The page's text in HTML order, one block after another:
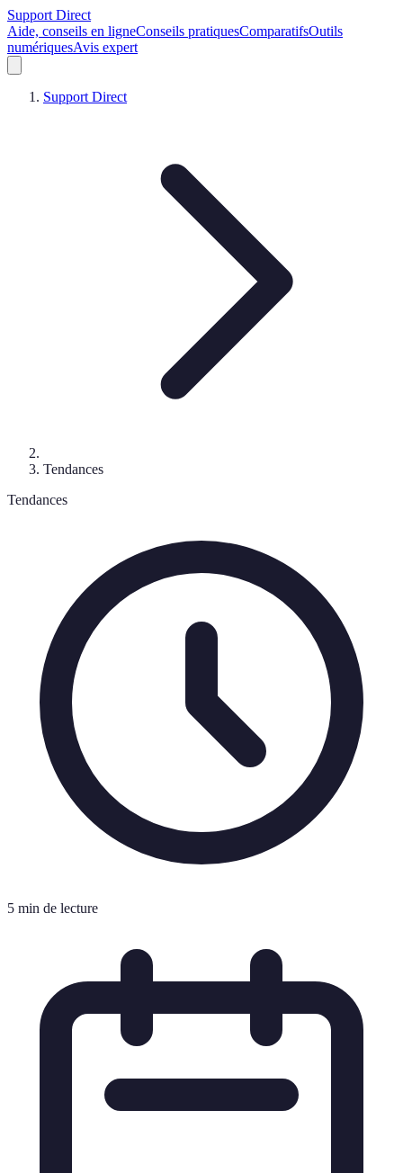
Support Direct
Aide, conseils en ligneConseils pratiquesComparatifsOutils
numériquesAvis expert
Support Direct
Tendances
Tendances
5 min de lecture